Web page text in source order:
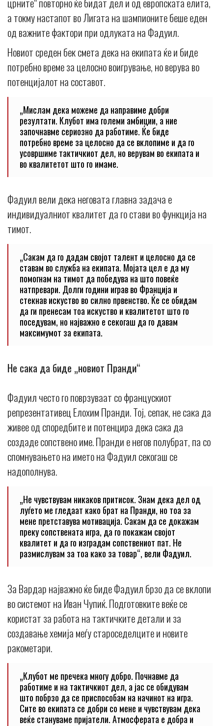
а токму настапот во Лигата на шампионите беше еден
од важните фактори при одлуката на Фадуил.
Новиот среден бек смета дека на екипата ќе и биде
потребно време за целосно воигрување, но верува во
потенцијалот на составот.
„Мислам дека можеме да направиме добри
резултати. Клубот има големи амбиции, а ние
започнавме сериозно да работиме. Ќе биде
потребно време за целосно да се вклопиме и да го
усовршиме тактичкиот дел, но верувам во екипата и
во квалитетот што го имаме.
Фадуил вели дека неговата главна задача е
индивидуалниот квалитет да го стави во функција на
тимот.
„Сакам да го дадам својот талент и целосно да се
ставам во служба на екипата. Мојата цел е да му
помогнам на тимот да победува на што повеќе
натпревари. Долги години играв во Франција и
стекнав искуство во силно првенство. Ќе се обидам
да ги пренесам тоа искуство и квалитетот што го
поседувам, но најважно е секогаш да го давам
максимумот за екипата.
Не сака да биде „новиот Пранди“
Фадуил често го поврзуваат со францускиот
репрезентативец Елохим Пранди. Тој, сепак, не сака да
живее од споредбите и потенцира дека сака да
создаде сопствено име. Пранди е негов полубрат, па со
спомнувањето на името на Фадуил секогаш се
надополнува.
„Не чувствувам никаков притисок. Знам дека дел од
луѓето ме гледаат како брат на Пранди, но тоа за
мене претставува мотивација. Сакам да се докажам
преку сопствената игра, да го покажам својот
квалитет и да го изградам сопствениот пат. Не
размислувам за тоа како за товар“, вели Фадуил.
За Вардар најважно ќе биде Фадуил брзо да се вклопи
во системот на Иван Чупиќ. Подготовките веќе се
користат за работа на тактичките детали и за
создавање хемија меѓу староседелците и новите
ракометари.
„Клубот ме пречека многу добро. Почнавме да
работиме и на тактичкиот дел, а јас се обидувам
што побрзо да се приспособам на начинот на игра.
Сите во екипата се добри со мене и чувствувам дека
веќе стануваме пријатели. Атмосферата е добра и